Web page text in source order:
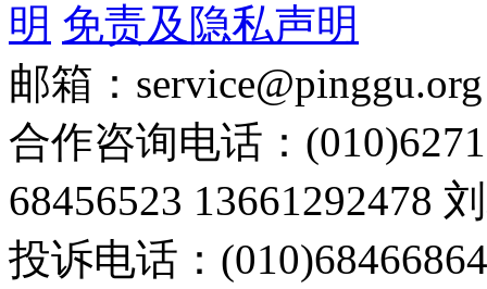
明 免责及隐私声明
邮箱：service@pinggu.org
合作咨询电话：
68456523 13661292478
投诉电话：